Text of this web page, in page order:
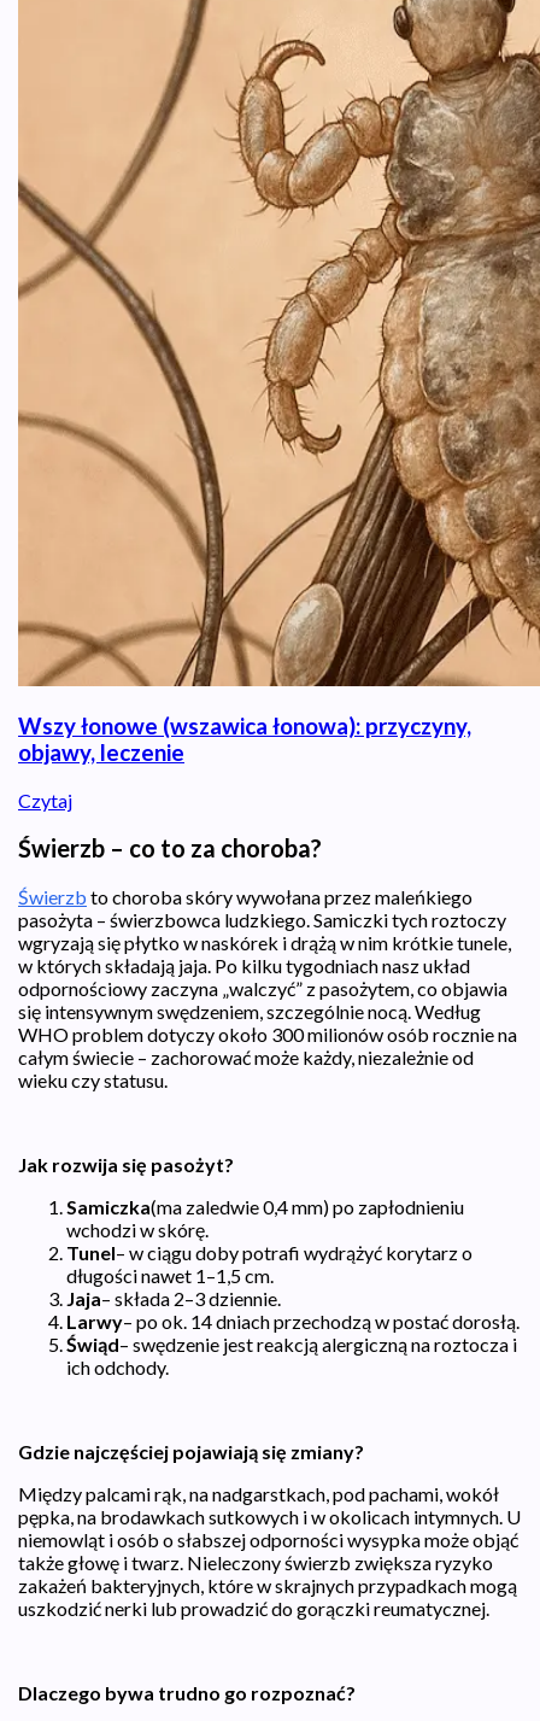
Wszy łonowe (wszawica łonowa): przyczyny,
objawy, leczenie
Czytaj
Świerzb – co to za choroba?
Świerzb to choroba skóry wywołana przez maleńkiego
pasożyta – świerzbowca ludzkiego. Samiczki tych roztoczy
wgryzają się płytko w naskórek i drążą w nim krótkie tunele,
w których składają jaja. Po kilku tygodniach nasz układ
odpornościowy zaczyna „walczyć” z pasożytem, co objawia
się intensywnym swędzeniem, szczególnie nocą. Według
WHO problem dotyczy około 300 milionów osób rocznie na
całym świecie – zachorować może każdy, niezależnie od
wieku czy statusu.
Jak rozwija się pasożyt?
Samiczka(ma zaledwie 0,4 mm) po zapłodnieniu
wchodzi w skórę.
Tunel– w ciągu doby potrafi wydrążyć korytarz o
długości nawet 1–1,5 cm.
Jaja– składa 2–3 dziennie.
Larwy– po ok. 14 dniach przechodzą w postać dorosłą.
Świąd– swędzenie jest reakcją alergiczną na roztocza i
ich odchody.
Gdzie najczęściej pojawiają się zmiany?
Między palcami rąk, na nadgarstkach, pod pachami, wokół
pępka, na brodawkach sutkowych i w okolicach intymnych. U
niemowląt i osób o słabszej odporności wysypka może objąć
także głowę i twarz. Nie­leczo­ny świerzb zwiększa ryzyko
zakażeń bakteryjnych, które w skrajnych przypadkach mogą
uszkodzić nerki lub prowadzić do gorączki reumatycznej.
Dlaczego bywa trudno go rozpoznać?